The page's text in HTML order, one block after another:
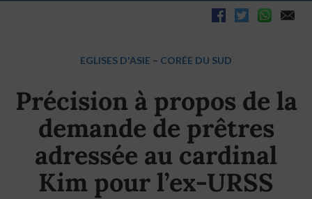
EGLISES D'ASIE – CORÉE DU SUD
Précision à propos de la
demande de prêtres
adressée au cardinal
Kim pour l’ex-URSS